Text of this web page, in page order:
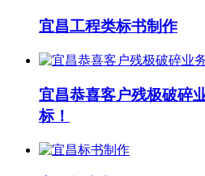
宜昌工程类标书制作
宜昌恭喜客户残极破碎
标！